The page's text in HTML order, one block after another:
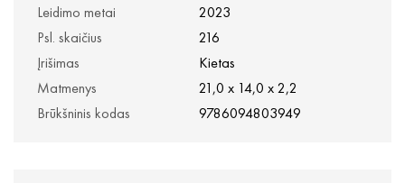
Leidimo metai
2023
Psl. skaičius
216
Įrišimas
Kietas
Matmenys
21,0 x 14,0 x 2,2
Brūkšninis kodas
9786094803949